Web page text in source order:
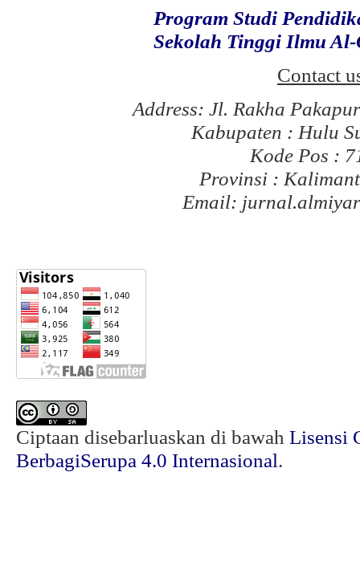
Program Studi
Sekolah Tinggi Ilmu
Contact
Address: Jl. Rakha
Kabupaten : Hulu
Kode Pos :
Provinsi :
Email:
Ciptaan disebarluaskan di bawah Lisensi
BerbagiSerupa 4.0 Internasional.